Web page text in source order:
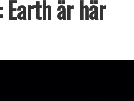
är här